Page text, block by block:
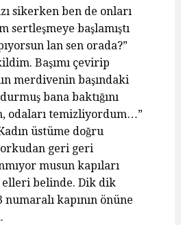
sikerken ben de onları
sertleşmeye başlamıştı
lan sen orada?”
Başımı çevirip
merdivenin başındaki
bana baktığını
odaları temizliyordum…”
üstüme doğru
geri geri
musun kapıları
elleri belinde. Dik dik
kapının önüne